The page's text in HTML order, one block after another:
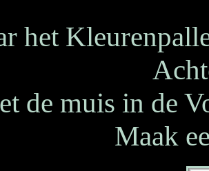
het
de muis in de
Maak